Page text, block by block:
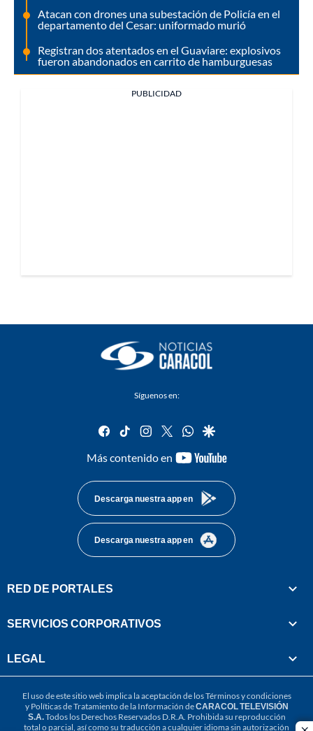
Atacan con drones una subestación de Policía en el
departamento del Cesar: uniformado murió
Registran dos atentados en el Guaviare: explosivos
fueron abandonados en carrito de hamburguesas
PUBLICIDAD
Síguenos en:
facebook
tiktok instagram
twitterwhatsapp
google
Más contenido en
youtube-
Descarga nuestra app en
Descarga nuestra app en
RED DE PORTALES
SERVICIOS CORPORATIVOS
LEGAL
El uso de este sitio web implica la aceptación de losTérminos y condiciones
y Políticas de Tratamiento de la Información deCARACOL TELEVISIÓN
S.A.Todos los Derechos Reservados D.R.A. Prohibida su reproducción
total o parcial, así como su traducción a cualquier idioma sin autorización